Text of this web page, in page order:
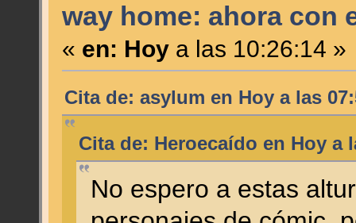
way home: ahora con
« en: Hoya las 10:26:14 »
Cita de: asylum en Hoya las
Cita de: Heroecaído en Hoya
No espero a estas